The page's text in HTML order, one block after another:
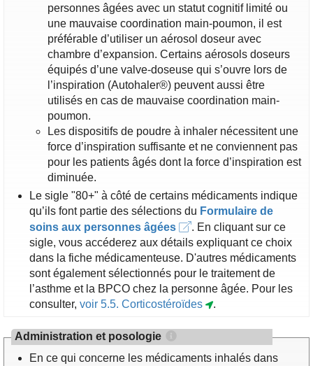
personnes âgées avec un statut cognitif limité ou
une mauvaise coordination main-poumon, il est
préférable d’utiliser un aérosol doseur avec
chambre d’expansion. Certains aérosols doseurs
équipés d’une valve-doseuse qui s’ouvre lors de
l’inspiration (Autohaler®) peuvent aussi être
utilisés en cas de mauvaise coordination main-
poumon.
Les dispositifs de poudre à inhaler nécessitent une
force d’inspiration suffisante et ne conviennent pas
pour les patients âgés dont la force d’inspiration est
diminuée.
Le sigle "80+" à côté de certains médicaments indique
qu’ils font partie des sélections du Formulaire de
soins aux personnes âgées
. En cliquant sur ce
sigle, vous accéderez aux détails expliquant ce choix
dans la fiche médicamenteuse. D'autres médicaments
sont également sélectionnés pour le traitement de
l’asthme et la BPCO chez la personne âgée. Pour les
consulter,voir 5.5. Corticostéroïdes .
Administration et posologie
En ce qui concerne les médicaments inhalés dans